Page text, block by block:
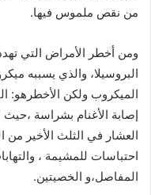
من نقص ملموس فيها.
ومن أخطر الأمراض التي
البروسيلا، والذي يسببه
الميكروب ولكن الأخطرهو:
إصابة الأغنام بشراسة
العشار في الثلث الأخير من
احتباسات للمشيمة ،
المفاصل،و الخصيتين.